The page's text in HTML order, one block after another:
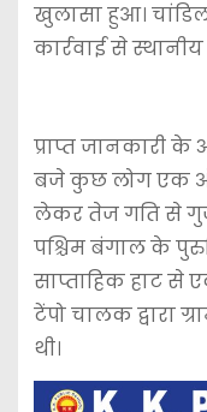
खुलासा हुआ।
कार्रवाई से
प्राप्त जानकारी
बजे कुछ लोग एक
लेकर तेज गति से
पश्चिम बंगाल के
साप्ताहिक हाट से
टेंपो चालक द्वारा
थी।